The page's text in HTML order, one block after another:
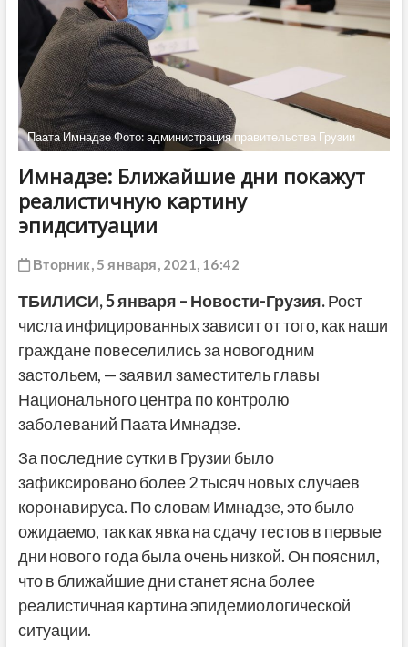
Паата Имнадзе Фото: администрация правительства Грузии
Имнадзе: Ближайшие дни покажут
реалистичную картину
эпидситуации
Вторник, 5 января, 2021, 16:42
ТБИЛИСИ,5января – Новости-Грузия.Рост
числа инфицированных зависит от того, как наши
граждане повеселились за новогодним
застольем, — заявил заместитель главы
Национального центра по контролю
заболеваний Паата Имнадзе.
За последние сутки в Грузии было
зафиксировано более 2 тысяч новых случаев
коронавируса. По словам Имнадзе, это было
ожидаемо, так как явка на сдачу тестов в первые
дни нового года была очень низкой. Он пояснил,
что в ближайшие дни станет ясна более
реалистичная картина эпидемиологической
ситуации.